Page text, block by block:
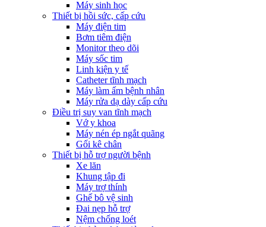
Máy sinh học
Thiết bị hồi sức, cấp cứu
Máy điện tim
Bơm tiêm điện
Monitor theo dõi
Máy sốc tim
Linh kiện y tế
Catheter tĩnh mạch
Máy làm ấm bệnh nhân
Máy rửa dạ dày cấp cứu
Điều trị suy van tĩnh mạch
Vớ y khoa
Máy nén ép ngắt quãng
Gối kê chân
Thiết bị hỗ trợ người bệnh
Xe lăn
Khung tập đi
Máy trợ thính
Ghế bô vệ sinh
Đai nẹp hỗ trợ
Nệm chống loét